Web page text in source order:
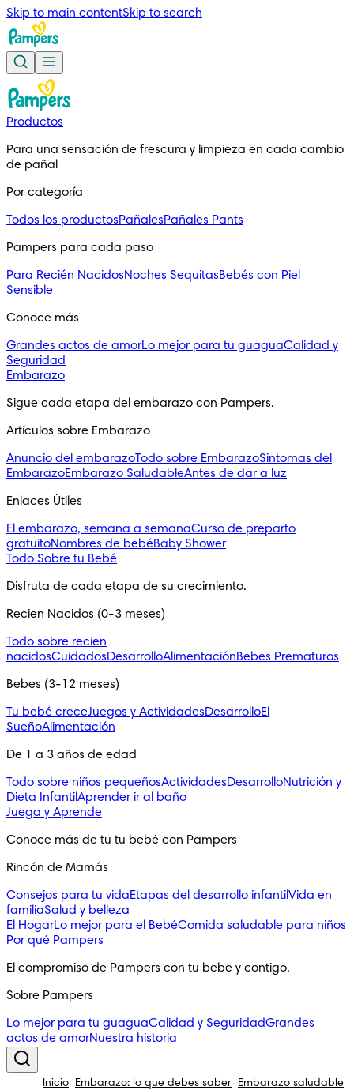
Skip to main contentSkip to search
Productos
Para una sensación de frescura y limpieza en cada cambio
de pañal
Por categoría
Todos los productosPañalesPañales Pants
Pampers para cada paso
Para Recién NacidosNoches SequitasBebés con Piel
Sensible
Conoce más
Grandes actos de amorLo mejor para tu guaguaCalidad y
Seguridad
Embarazo
Sigue cada etapa del embarazo con Pampers.
Artículos sobre Embarazo
Anuncio del embarazoTodo sobre EmbarazoSintomas del
EmbarazoEmbarazo SaludableAntes de dar a luz
Enlaces Útiles
El embarazo, semana a semanaCurso de preparto
gratuitoNombres de bebéBaby Shower
Todo Sobre tu Bebé
Disfruta de cada etapa de su crecimiento.
Recien Nacidos (0-3 meses)
Todo sobre recien
nacidosCuidadosDesarrolloAlimentaciónBebes Prematuros
Bebes (3-12 meses)
Tu bebé creceJuegos y ActividadesDesarrolloEl
SueñoAlimentación
De 1 a 3 años de edad
Todo sobre niños pequeñosActividadesDesarrolloNutrición y
Dieta InfantilAprender ir al baño
Juega y Aprende
Conoce más de tu tu bebé con Pampers
Rincón de Mamás
Consejos para tu vidaEtapas del desarrollo infantilVida en
familiaSalud y belleza
El HogarLo mejor para el BebéComida saludable para niños
Por qué Pampers
El compromiso de Pampers con tu bebe y contigo.
Sobre Pampers
Lo mejor para tu guaguaCalidad y SeguridadGrandes
actos de amorNuestra historia
Inicio Embarazo: lo que debes saber
Embarazo saludable